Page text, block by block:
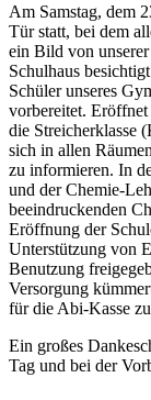
Am Samstag, dem
Tür statt, bei dem
ein Bild von
Schulhaus
Schüler unseres
vorbereitet.
die Streicherklasse
sich in allen
zu informieren. In
und der Chemie-
beeindruckenden
Eröffnung der
Unterstützung von
Benutzung
Versorgung
für die Abi-Kasse
Ein großes
Tag und bei der